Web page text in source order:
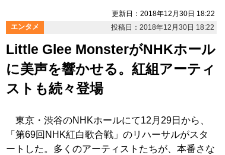
更新日：2018年12月30日 18:22
エンタメ
投稿日：2018年12月30日 18:22
Little Glee MonsterがNHKホール
に美声を響かせる。紅組アーティ
ストも続々登場
東京・渋谷のNHKホールにて12月29日から、
「第69回NHK紅白歌合戦」のリハーサルがスタ
ートした。多くのアーティストたちが、本番さな